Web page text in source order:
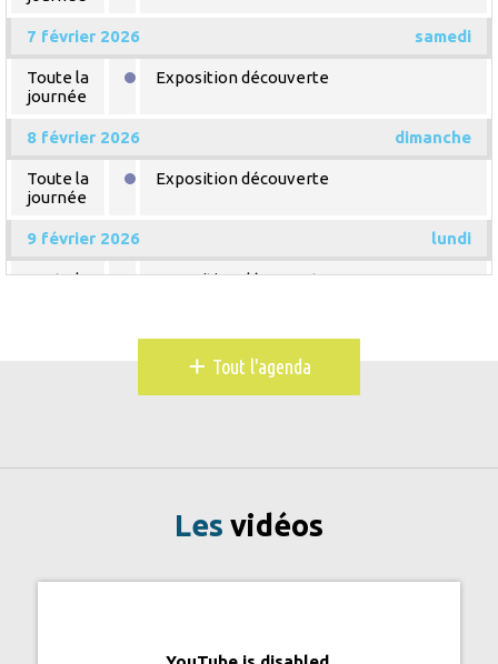
7 février 2026 samedi
Toute la
journée
Exposition découverte
8 février 2026 dimanche
Toute la
journée
Exposition découverte
9 février 2026 lundi
Toute la
Exposition découverte
10 février 2026
Exposition découverte
Toute la
Exposition découverte
+ Tout l'agenda
Les vidéos